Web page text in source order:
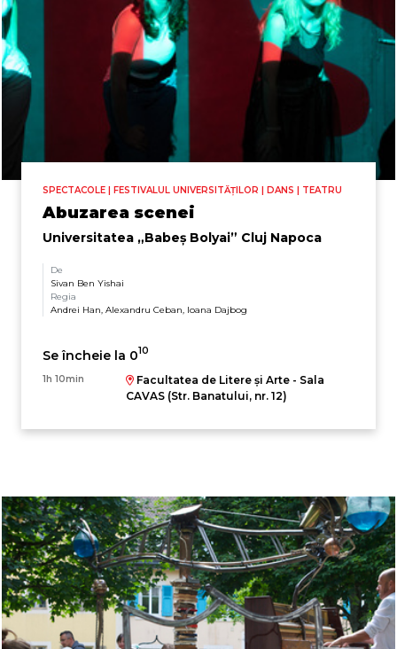
SPECTACOLE | FESTIVALUL UNIVERSITĂȚILOR | DANS | TEATRU
Abuzarea scenei
Universitatea „Babeș Bolyai” Cluj Napoca
De
Sivan Ben Yishai
Regia
Andrei Han, Alexandru Ceban, Ioana Dajbog
Se încheie la 010
1h 10min
Facultatea de Litere și Arte - Sala
CAVAS (Str. Banatului, nr. 12)